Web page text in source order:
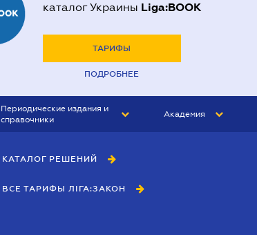
каталог Украины Liga:BOOK
ТАРИФЫ
ПОДРОБНЕЕ
Периодические издания и
справочники
БУХГАЛТЕР&ЗАКОН
ВЕСТНИК МСФО
Академия
КАТАЛОГ РЕШЕНИЙ
ВСЕ ТАРИФЫ ЛІГА:ЗАКОН